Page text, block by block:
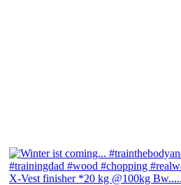
X-Vest finisher *20 kg @100kg